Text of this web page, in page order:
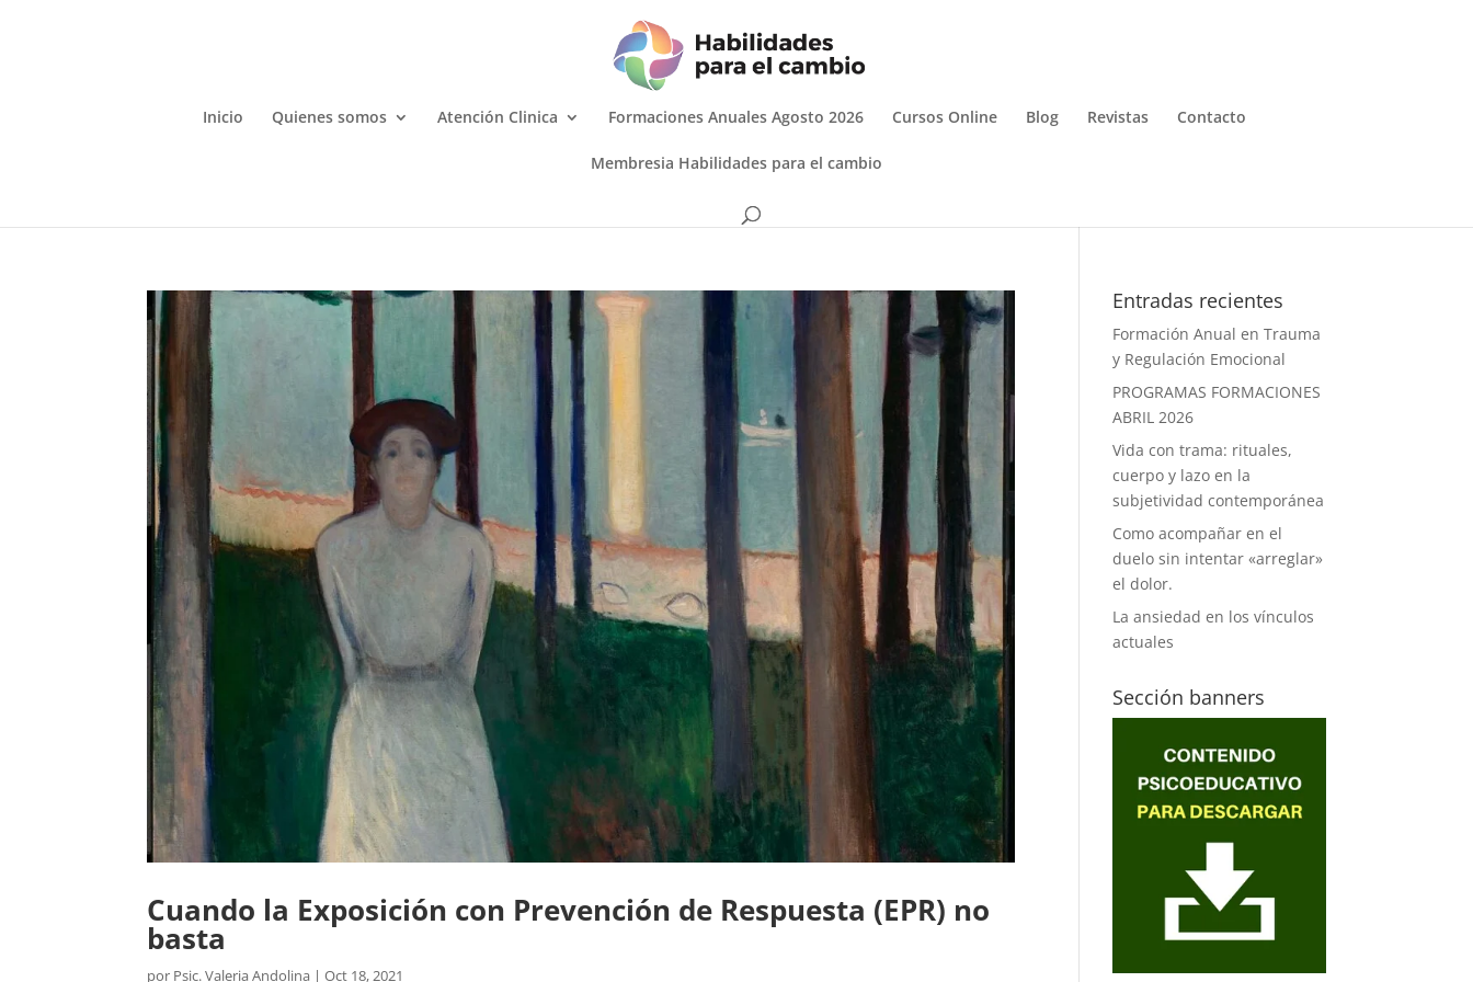
Inicio Quienes somos Atención Clinica Formaciones Anuales Agosto 2026 Cursos Online Blog Revistas Contacto
Membresia Habilidades para el cambio
Cuando la Exposición con Prevención de Respuesta (EPR) no
basta
por Psic. Valeria Andolina |Oct 18, 2021
Entradas recientes
Formación Anual en Trauma
y Regulación Emocional
PROGRAMAS FORMACIONES
ABRIL 2026
Vida con trama: rituales,
cuerpo y lazo en la
subjetividad contemporánea
Como acompañar en el
duelo sin intentar «arreglar»
el dolor.
La ansiedad en los vínculos
actuales
Sección banners